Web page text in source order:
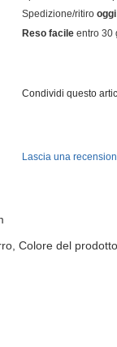
Spedizione/ritiro oggi
Reso facileentro 30
Condividi questo
Lascia una
Colore del